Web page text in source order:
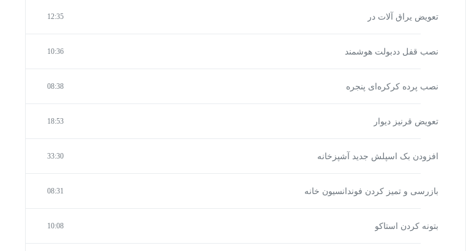
تعویض یراق آلات در 12:35
نصب قفل ددبولت هوشمند 10:36
نصب پرده کرکره‌ای پنجره 08:38
تعویض قرنیز دیوار 18:53
افزودن بک اسپلش جدید آشپزخانه 33:30
بازرسی و تمیز کردن فوندانسیون خانه 08:31
بتونه کردن استاکو 10:08